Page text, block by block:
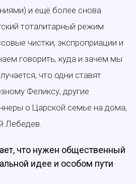
и ещё более снова
тоталитарный режим
чистки, экспроприации и
говорить, куда и зачем мы
что одни ставят
Феликсу, другие
о Царской семье на дома,
Лебедев.
что нужен общественный
идее и особом пути